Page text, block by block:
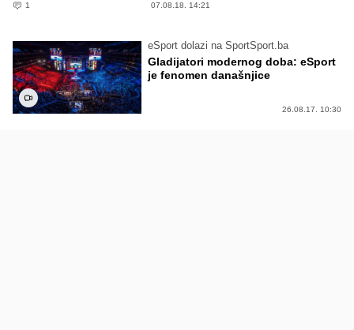
1 07.08.18. 14:21
eSport dolazi na SportSport.ba
Gladijatori modernog doba: eSport
je fenomen današnjice
26.08.17. 10:30